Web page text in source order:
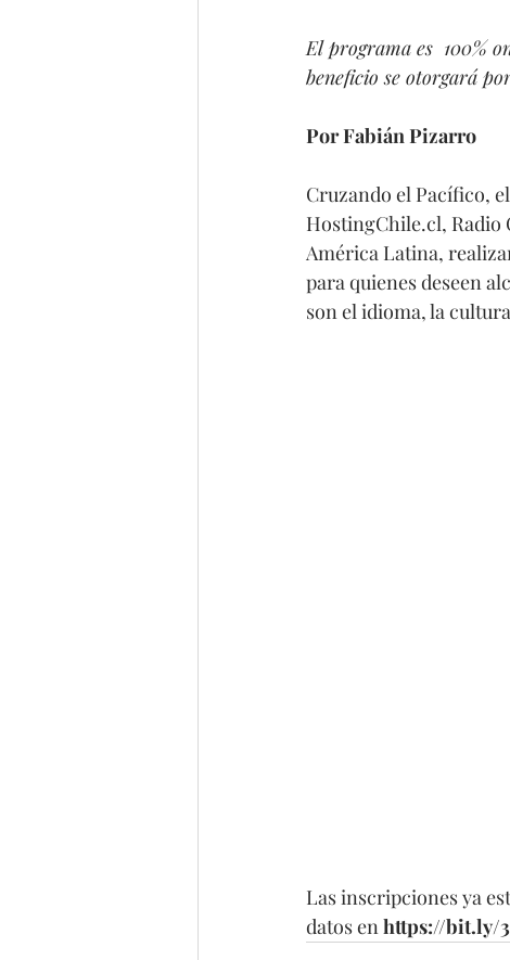
El programa es  100%
beneficio se otorgará
Por Fabián Pizarro
Cruzando el Pacífico,
HostingChile.cl, Radio
América Latina,
para quienes deseen
son el idioma, la
Las inscripciones ya
datos en https://bit.ly/